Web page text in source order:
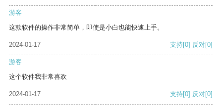
游客
这款软件的操作非常简单，即使是小白也能快速上手。
2024-01-17 支持[0] 反对[0]
游客
这个软件我非常喜欢
2024-01-17 支持[0] 反对[0]